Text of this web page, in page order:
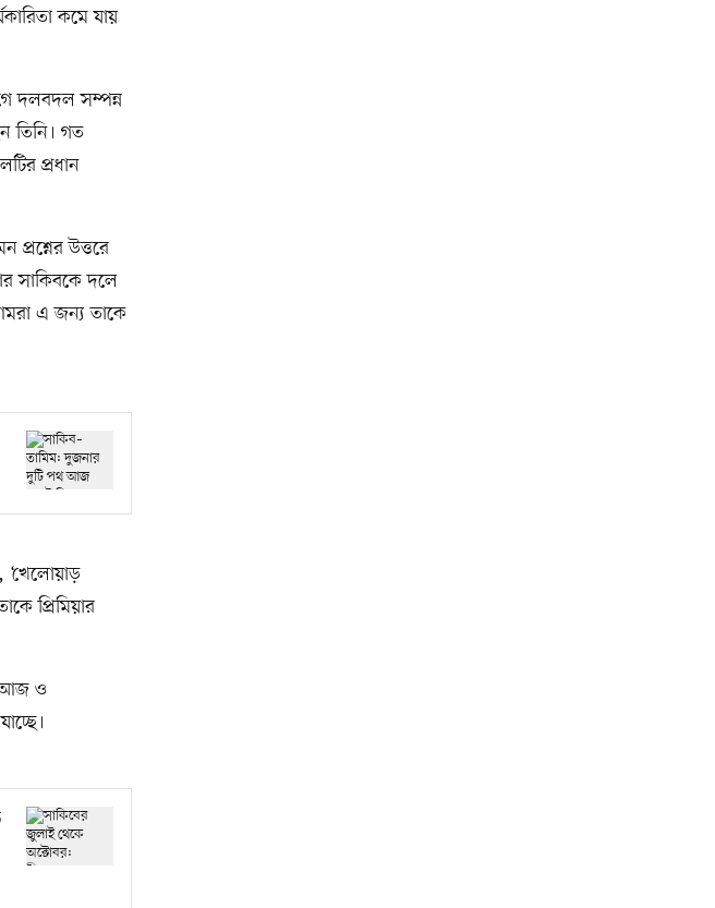
কমে যায়
দলবদল সম্পন্ন
তিনি। গত
প্রধান
উত্তরে
সাকিবকে দলে
এ জন্য তাকে
‘খেলোয়াড়
প্রিমিয়ার
আজ ও